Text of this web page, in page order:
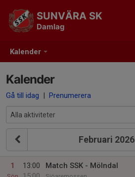
Kalender
SUNVÄRA SK
Damlag
Kalender
Gå till idag | Prenumerera
Februari 2026
1
13:00
Match SSK - Mölndal